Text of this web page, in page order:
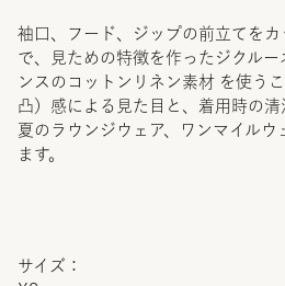
袖口、フード、ジップの前立てをカ
で、見ための特徴を作ったジクル
ンスのコットンリネン素材 を使う
凸）感による見た目と、着用時の
夏のラウンジウェア、ワンマイルウ
ます。
サイズ：